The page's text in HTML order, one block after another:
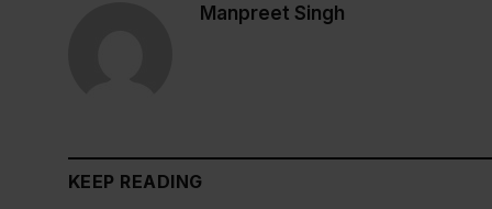
Manpreet Singh
KEEP READING